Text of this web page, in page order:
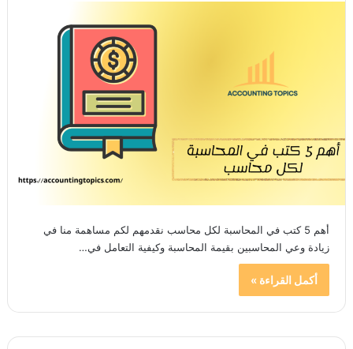
أهم 5 كتب في المحاسبة لكل محاسب نقدمهم لكم مساهمة منا في
زيادة وعي المحاسبين بقيمة المحاسبة وكيفية التعامل في…
أكمل القراءة »